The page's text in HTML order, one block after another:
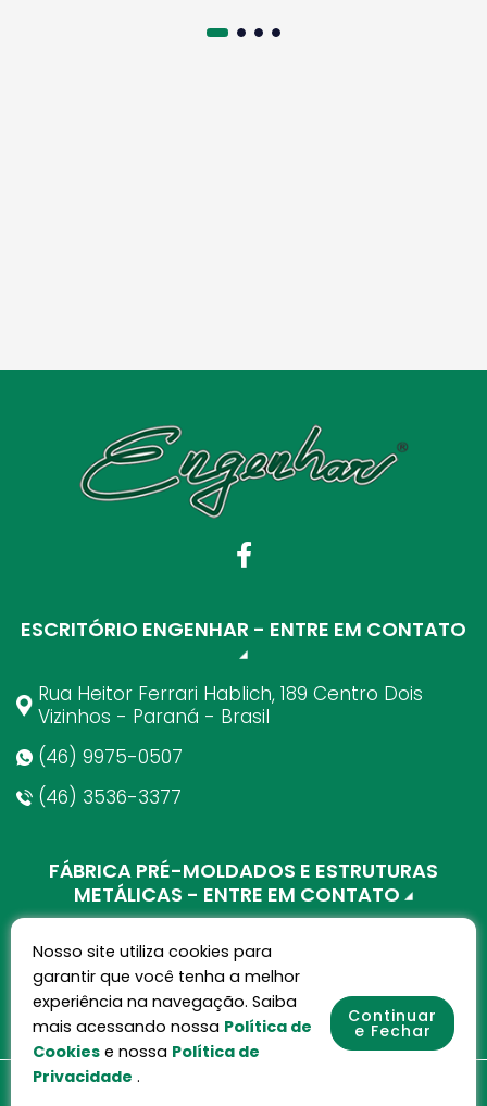
ESCRITÓRIO ENGENHAR - ENTRE EM CONTATO
Rua Heitor Ferrari Hablich, 189 Centro Dois
Vizinhos - Paraná - Brasil
(46) 9975-0507
(46) 3536-3377
FÁBRICA PRÉ-MOLDADOS E ESTRUTURAS
METÁLICAS - ENTRE EM CONTATO
(46) 3536-4113
Nosso site utiliza cookies para
garantir que você tenha a melhor
experiência na navegação. Saiba
mais acessando nossa Política de
Cookies e nossa Política de
Privacidade .
Continuar
e Fechar